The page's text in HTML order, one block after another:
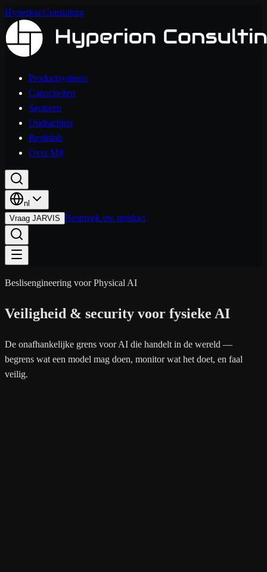
Hyperion Consulting
Productsysteem
Capaciteiten
Sectoren
Opdrachten
Beslislab
Over Mij
nl
Vraag JARVIS Bespreek uw product
Beslisengineering voor Physical AI
Veiligheid & security voor fysieke AI
De onafhankelijke grens voor AI die handelt in de wereld —
begrens wat een model mag doen, monitor wat het doet, en faal
veilig.